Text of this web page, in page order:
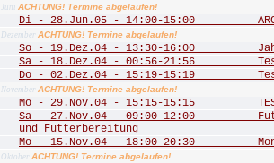
Juni ACHTUNG! Termine abgelaufen!
Di - 28.Jun.05 - 14:00-15:00
Dezember ACHTUNG! Termine abgelaufen!
So - 19.Dez.04 - 13:30-16:00
Sa - 18.Dez.04 - 00:56-21:56
Do - 02.Dez.04 - 15:19-15:19 Test
November ACHTUNG! Termine abgelaufen!
Mo - 29.Nov.04 - 15:15-15:15 TEST
Sa - 27.Nov.04 - 09:00-12:00
und Futterbereitung
Mo - 15.Nov.04 - 18:00-20:30
Oktober ACHTUNG! Termine abgelaufen!